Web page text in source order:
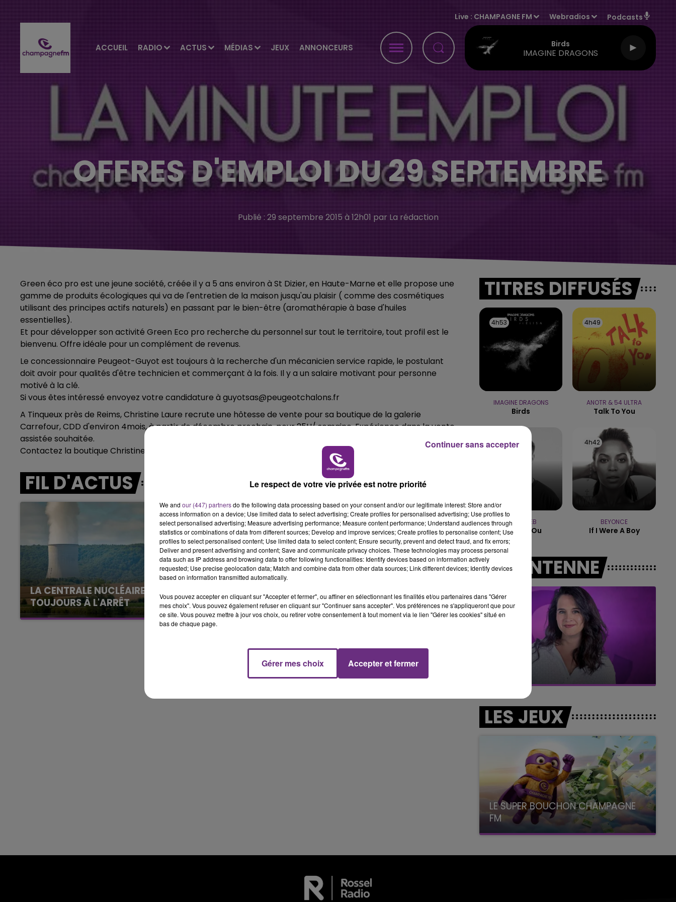
ACCUEIL RADIO ACTUS MÉDIAS JEUX ANNONCEURS
Live : CHAMPAGNE FM Webradios Podcasts
Birds
IMAGINE DRAGONS
LE WEEK-END CHAMPAGNE FM
7h00 - 11h00
BEST OF
OFFRES D'EMPLOI DU 29 SEPTEMBRE
Publié : 29 septembre 2015 à 12h01 par La rédaction
Green éco pro est une jeune société, créée il y a 5 ans environ à St Dizier, en Haute-Marne et elle propose une
gamme de produits écologiques qui va de l'entretien de la maison jusqu'au plaisir ( comme des cosmétiques
utilisant des principes actifs naturels) en passant par le bien-être (aromathérapie à base d'huiles
essentielles).
Et pour développer son activité Green Eco pro recherche du personnel sur tout le territoire, tout profil est le
bienvenu. Offre idéale pour un complément de revenus.
Le concessionnaire Peugeot-Guyot est toujours à la recherche d'un mécanicien service rapide, le postulant
doit avoir pour qualités d'être technicien et commerçant à la fois. Il y a un salaire motivant pour personne
motivé à la clé.
Si vous êtes intéressé envoyez votre candidature à guyotsas@peugeotchalons.fr
A Tinqueux près de Reims, Christine Laure recrute une hôtesse de vente pour sa boutique de la galerie
Carrefour, CDD d'environ 4mois, à partir de décembre prochain, pour 25H/ semaine. Expérience dans la vente
assistée souhaitée.
Contactez la boutique Christine Laure à Tinqueux pour plus d'informations.
FIL D'ACTUS
LA CENTRALE NUCLÉAIRE DE CHOOZ
TOUJOURS À L'ARRÊT
Cela fait déjà une semaine que la centrale
nucléaire ardennaise est à l'arrêt. Une situation
SES PORTES
C'était l'une des institutions du centre-ville
TITRES DIFFUSÉS
4h53
4h53
IMAGINE DRAGONS
Birds
4h49
4h49
ANOTR & 54 ULTRA
Talk To You
4h47
4h47
JULIEN LIEB
Dis-Moi Ou
4h42
4h42
BEYONCE
If I Were A Boy
A L'ANTENNE
7h00 - 11h00
BEST OF Le week-end Champagne FM
LES JEUX
LE SUPER BOUCHON CHAMPAGNE
FM
avec La Famille Champagne FM, à 8H10
Le respect de votre vie privée est notre priorité
We and our (447) partnersdo the following data processing based on your consent and/or our legitimate interest: Store and/or
access information on a device; Use limited data to select advertising; Create profiles for personalised advertising; Use profiles to
select personalised advertising; Measure advertising performance; Measure content performance; Understand audiences through
statistics or combinations of data from different sources; Develop and improve services; Create profiles to personalise content; Use
profiles to select personalised content; Use limited data to select content; Ensure security, prevent and detect fraud, and fix errors;
Deliver and present advertising and content; Save and communicate privacy choices. These technologies may process personal
data such as IP address and browsing data to offer following functionalities: Identify devices based on information actively
requested; Use precise geolocation data; Match and combine data from other data sources; Link different devices; Identify devices
based on information transmitted automatically.
Vous pouvez accepter en cliquant sur "Accepter et fermer", ou affiner en sélectionnant les finalités et/ou partenaires dans "Gérer
mes choix". Vous pouvez également refuser en cliquant sur "Continuer sans accepter". Vos préférences ne s'appliqueront que pour
ce site. Vous pouvez mettre à jour vos choix, ou retirer votre consentement à tout moment via le lien "Gérer les cookies" situé en
bas de chaque page.
Gérer mes choix Accepter et fermer
Continuer sans accepter